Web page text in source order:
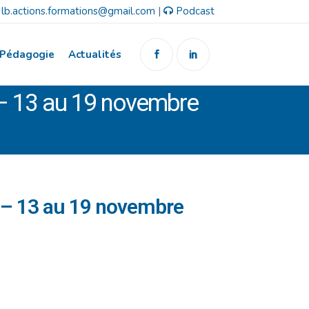
lb.actions.formations@gmail.com | Podcast
Pédagogie Actualités
13 au 19 novembre
13 au 19 novembre